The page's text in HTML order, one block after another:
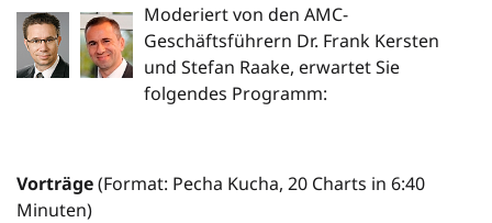
Moderiert von den AMC-
Geschäftsführern Dr. Frank Kersten
und Stefan Raake, erwartet Sie
folgendes Programm:
Vorträge(Format: Pecha Kucha, 20 Charts in 6:40
Minuten)